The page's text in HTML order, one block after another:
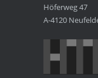
Höferweg 47
A-4120